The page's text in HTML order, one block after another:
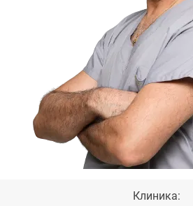
Клиника: